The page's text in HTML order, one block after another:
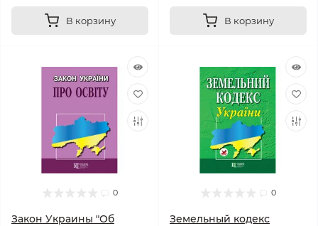
В корзину В корзину
0
Закон Украины "Об
0
Земельный кодекс